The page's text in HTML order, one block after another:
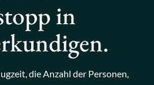
in
die Anzahl der Personen,